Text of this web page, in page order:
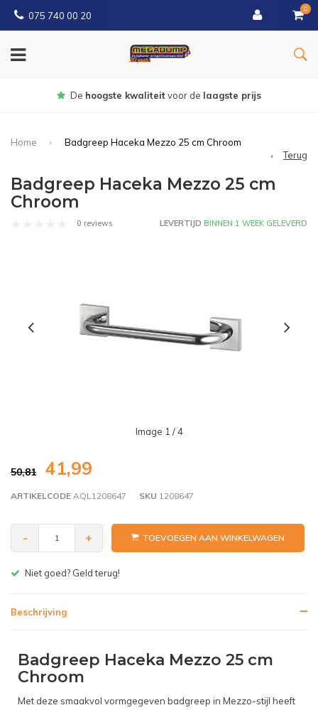
075 740 00 20
0
Gratisbezorgd vanaf € 150
Home
Badgreep Haceka Mezzo 25 cm Chroom
Terug
Badgreep Haceka Mezzo 25 cm
Chroom
0 reviews LEVERTIJD BINNEN 1 WEEK GELEVERD
Image 1 / 4
50,81 41,99
ARTIKELCODE AQL1208647 SKU 1208647
- + TOEVOEGEN AAN WINKELWAGEN
Gratis bezorgen v.a. € 150,- (NL)
Beschrijving
Badgreep Haceka Mezzo 25 cm
Chroom
Met deze smaakvol vormgegeven badgreep in Mezzo-stijl heeft